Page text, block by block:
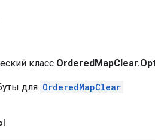
класс
для OrderedMapClear